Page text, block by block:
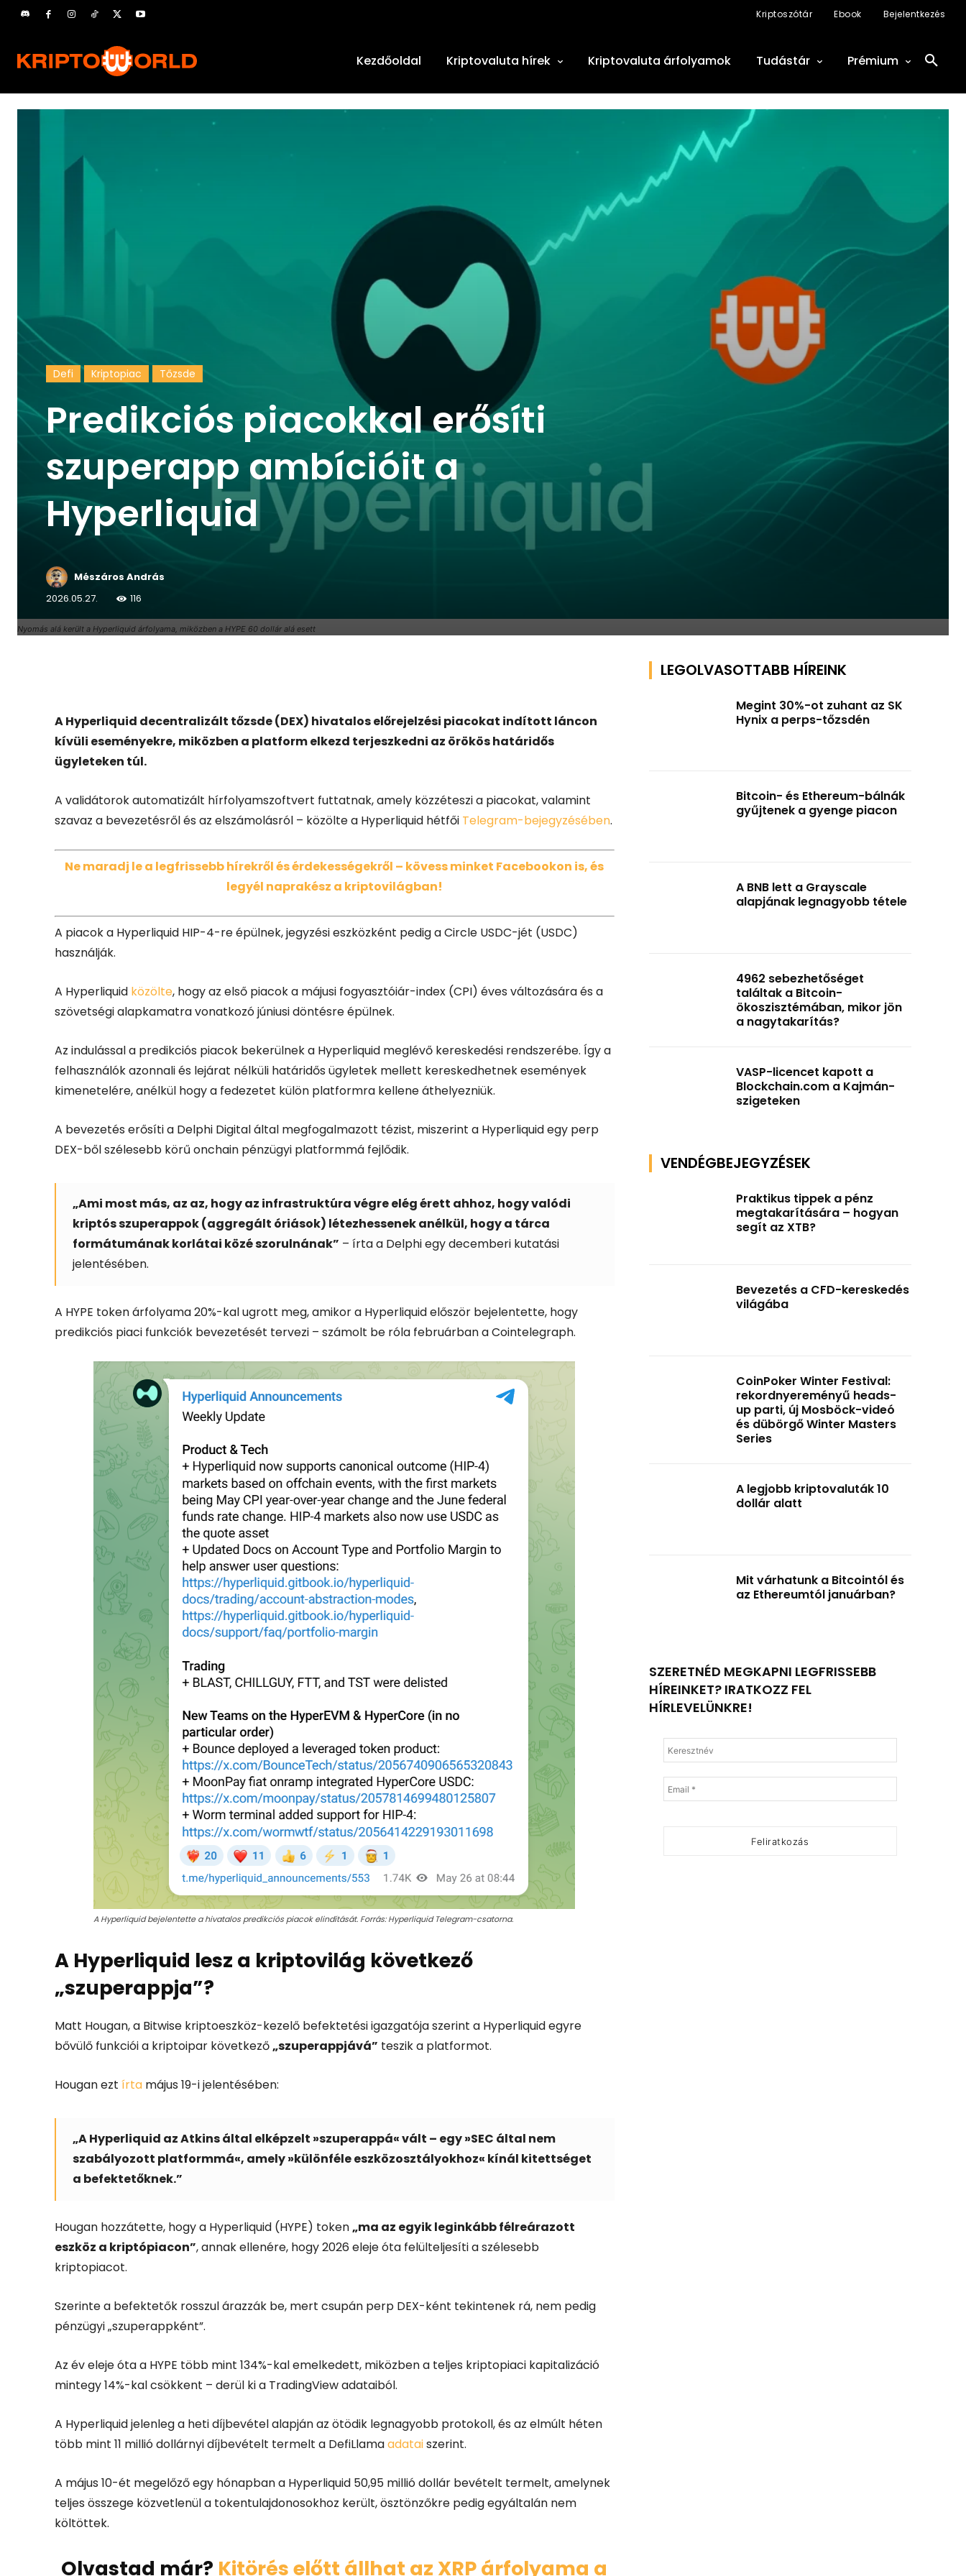
Kriptoszótár Ebook Bejelentkezés
Kezdőoldal Kriptovaluta hírek Kriptovaluta árfolyamok Tudástár Prémium
Nyomás alá került a Hyperliquid árfolyama, miközben a HYPE 60 dollár alá esett
Defi Kriptopiac Tőzsde
Predikciós piacokkal erősíti
szuperapp ambícióit a
Hyperliquid
Mészáros András
2026.05.27.
116
A Hyperliquid decentralizált tőzsde (DEX) hivatalos előrejelzési piacokat indított láncon
kívüli eseményekre, miközben a platform elkezd terjeszkedni az örökös határidős
ügyleteken túl.
A validátorok automatizált hírfolyamszoftvert futtatnak, amely közzéteszi a piacokat, valamint
szavaz a bevezetésről és az elszámolásról – közölte a Hyperliquid hétfői Telegram-bejegyzésében.
Ne maradj le a legfrissebb hírekről és érdekességekről – kövess minket Facebookon is, és
legyél naprakész a kriptovilágban!
A piacok a Hyperliquid HIP-4-re épülnek, jegyzési eszközként pedig a Circle USDC-jét (USDC)
használják.
A Hyperliquid közölte, hogy az első piacok a májusi fogyasztóiár-index (CPI) éves változására és a
szövetségi alapkamatra vonatkozó júniusi döntésre épülnek.
Az indulással a predikciós piacok bekerülnek a Hyperliquid meglévő kereskedési rendszerébe. Így a
felhasználók azonnali és lejárat nélküli határidős ügyletek mellett kereskedhetnek események
kimenetelére, anélkül hogy a fedezetet külön platformra kellene áthelyezniük.
A bevezetés erősíti a Delphi Digital által megfogalmazott tézist, miszerint a Hyperliquid egy perp
DEX-ből szélesebb körű onchain pénzügyi platformmá fejlődik.
„Ami most más, az az, hogy az infrastruktúra végre elég érett ahhoz, hogy valódi
kriptós szuperappok (aggregált óriások) létezhessenek anélkül, hogy a tárca
formátumának korlátai közé szorulnának” – írta a Delphi egy decemberi kutatási
jelentésében.
A HYPE token árfolyama 20%-kal ugrott meg, amikor a Hyperliquid először bejelentette, hogy
predikciós piaci funkciók bevezetését tervezi – számolt be róla februárban a Cointelegraph.
A Hyperliquid bejelentette a hivatalos predikciós piacok elindítását. Forrás: Hyperliquid Telegram-csatorna.
A Hyperliquid lesz a kriptovilág következő
„szuperappja”?
Matt Hougan, a Bitwise kriptoeszköz-kezelő befektetési igazgatója szerint a Hyperliquid egyre
bővülő funkciói a kriptoipar következő„szuperappjává” teszik a platformot.
Hougan ezt írta május 19-i jelentésében:
„A Hyperliquid az Atkins által elképzelt »szuperappá« vált – egy »SEC által nem
szabályozott platformmá«, amely »különféle eszközosztályokhoz« kínál kitettséget
a befektetőknek.”
Hougan hozzátette, hogy a Hyperliquid (HYPE) token„ma az egyik leginkább félreárazott
eszköz a kriptópiacon”, annak ellenére, hogy 2026 eleje óta felülteljesíti a szélesebb
kriptopiacot.
Szerinte a befektetők rosszul árazzák be, mert csupán perp DEX-ként tekintenek rá, nem pedig
pénzügyi „szuperappként”.
Az év eleje óta a HYPE több mint 134%-kal emelkedett, miközben a teljes kriptopiaci kapitalizáció
mintegy 14%-kal csökkent – derül ki a TradingView adataiból.
A Hyperliquid jelenleg a heti díjbevétel alapján az ötödik legnagyobb protokoll, és az elmúlt héten
több mint 11 millió dollárnyi díjbevételt termelt a DefiLlamaadataiszerint.
A május 10-ét megelőző egy hónapban a Hyperliquid 50,95 millió dollár bevételt termelt, amelynek
teljes összege közvetlenül a tokentulajdonosokhoz került, ösztönzőkre pedig egyáltalán nem
költöttek.
Olvastad már? Kitörés előtt állhat az XRP árfolyama a
LEGOLVASOTTABB HÍREINK
Megint 30%-ot zuhant az SK
Hynix a perps-tőzsdén
Bitcoin- és Ethereum-bálnák
gyűjtenek a gyenge piacon
A BNB lett a Grayscale
alapjának legnagyobb tétele
4962 sebezhetőséget
találtak a Bitcoin-
ökoszisztémában, mikor jön
a nagytakarítás?
VASP-licencet kapott a
Blockchain.com a Kajmán-
szigeteken
VENDÉGBEJEGYZÉSEK
Praktikus tippek a pénz
megtakarítására – hogyan
segít az XTB?
Bevezetés a CFD-kereskedés
világába
CoinPoker Winter Festival:
rekordnyereményű heads-
up parti, új Mosböck-videó
és dübörgő Winter Masters
Series
A legjobb kriptovaluták 10
dollár alatt
Mit várhatunk a Bitcointól és
az Ethereumtól januárban?
SZERETNÉD MEGKAPNI LEGFRISSEBB
HÍREINKET? IRATKOZZ FEL
HÍRLEVELÜNKRE!